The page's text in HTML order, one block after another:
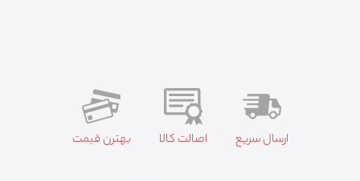
ارسال سریع اصالت کالا بهترن قیمت